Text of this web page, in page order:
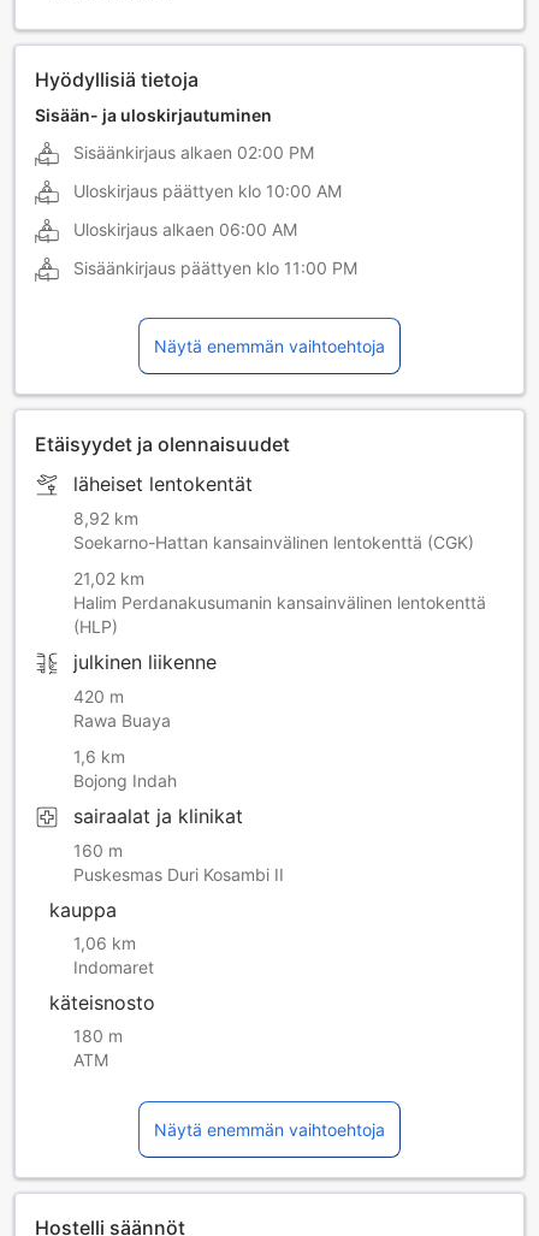
Hyödyllisiä tietoja
Sisään- ja uloskirjautuminen
Sisäänkirjaus alkaen 02:00 PM
Uloskirjaus päättyen klo 10:00 AM
Uloskirjaus alkaen 06:00 AM
Sisäänkirjaus päättyen klo 11:00 PM
Näytä enemmän vaihtoehtoja
Etäisyydet ja olennaisuudet
läheiset lentokentät
8,92 km
Soekarno-Hattan kansainvälinen lentokenttä (CGK)
21,02 km
Halim Perdanakusumanin kansainvälinen lentokenttä
(HLP)
julkinen liikenne
420 m
Rawa Buaya
1,6 km
Bojong Indah
sairaalat ja klinikat
160 m
Puskesmas Duri Kosambi II
kauppa
1,06 km
Indomaret
käteisnosto
180 m
ATM
Näytä enemmän vaihtoehtoja
Hostelli säännöt